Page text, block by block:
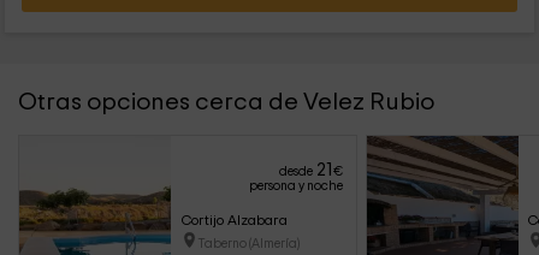
Otras opciones cerca de Velez Rubio
desde 21
€
persona y noche
Cortijo Alzabara
Taberno (Almería)